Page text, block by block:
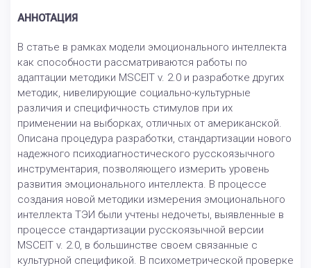
АННОТАЦИЯ
В статье в рамках модели эмоционального интеллекта
как способности рассматриваются работы по
адаптации методики MSCEIT v. 2.0 и разработке других
методик, нивелирующие социально-культурные
различия и специфичность стимулов при их
применении на выборках, отличных от американской.
Описана процедура разработки, стандартизации нового
надежного психодиагностического русскоязычного
инструментария, позволяющего измерить уровень
развития эмоционального интеллекта. В процессе
создания новой методики измерения эмоционального
интеллекта ТЭИ были учтены недочеты, выявленные в
процессе стандартизации русскоязычной версии
MSCEIT v. 2.0, в большинстве своем связанные с
культурной спецификой. В психометрической проверке